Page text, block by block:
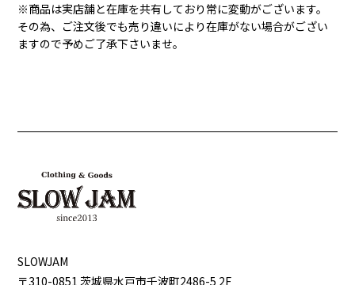
※商品は実店舗と在庫を共有しており常に変動がございます。
その為、ご注文後でも売り違いにより在庫がない場合がござい
ますので予めご了承下さいませ。
SLOWJAM
〒310-0851 茨城県⽔⼾市千波町2486-5 2F